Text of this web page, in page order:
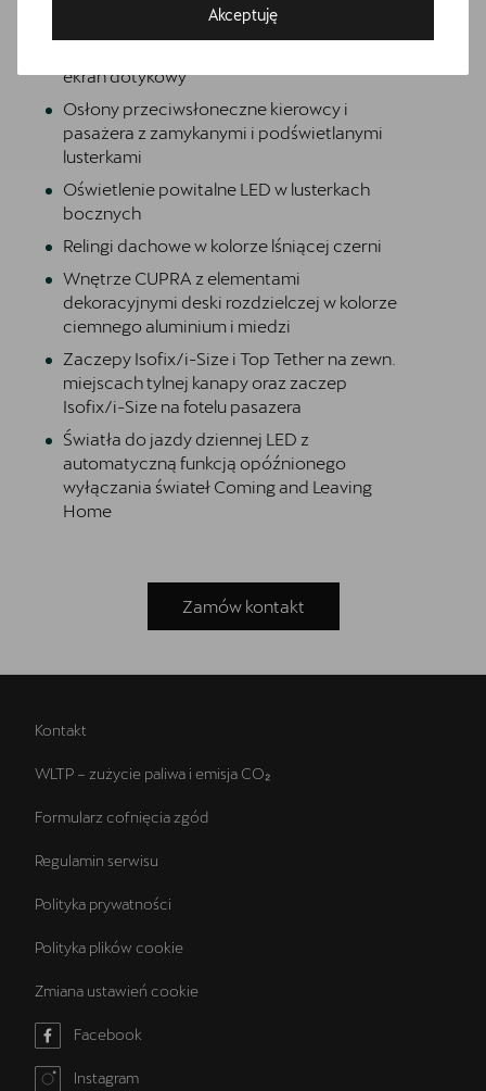
Przetestuj model z wybranym silnikiem i skrzynią biegów
Informacje o oponach
ekran dotykowy
Osłony przeciwsłoneczne kierowcy i
pasażera z zamykanymi i podświetlanymi
lusterkami
Oświetlenie powitalne LED w lusterkach
bocznych
Relingi dachowe w kolorze lśniącej czerni
Wnętrze CUPRA z elementami
dekoracyjnymi deski rozdzielczej w kolorze
ciemnego aluminium i miedzi
Zaczepy Isofix/i-Size i Top Tether na zewn.
miejscach tylnej kanapy oraz zaczep
Isofix/i-Size na fotelu pasazera
Światła do jazdy dziennej LED z
automatyczną funkcją opóźnionego
wyłączania świateł Coming and Leaving
Home
Zamów kontakt
Kontakt
WLTP – zużycie paliwa i emisja CO₂
Formularz cofnięcia zgód
Regulamin serwisu
Polityka prywatności
Polityka plików cookie
Zmiana ustawień cookie
Facebook
Instagram
Akceptuję